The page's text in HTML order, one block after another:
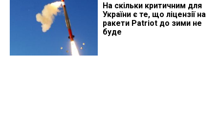
На скільки критичним для
України є те, що ліцензії на
ракети Patriot до зими не
буде